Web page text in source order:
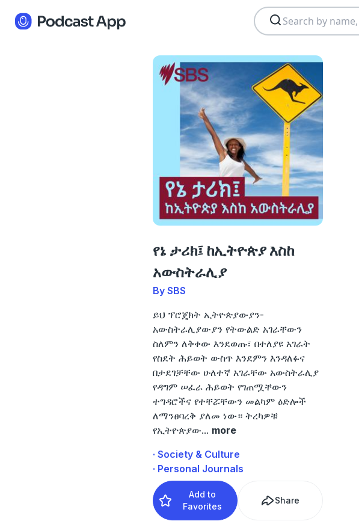
የኔ ታሪክ፤ ከኢትዮጵያ እስከ
አውስትራሊያ
By SBS
ይህ ፕሮጄክት ኢትዮጵያውያን-
አውስትራሊያውያን የትውልድ አገራቸውን
ስለምን ለቅቀው እንደወጡ፣ በተለያዩ አገራት
የስደት ሕይወት ውስጥ እንደምን እንዳለፉና
በታደገቻቸው ሁለተኛ አገራቸው አውስትራሊያ
የዳግም ሠፈራ ሕይወት የገጠሟቸውን
ተግዳሮችና የተቸሯቸውን መልካም ዕድሎች
ለማንፀባረቅ ያለመ ነው። ትረካዎቹ
የኢትዮጵያው... more
· Society & Culture
· Personal Journals
Add to
Favorites
Share